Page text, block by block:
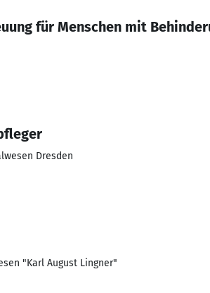
für Menschen mit
Dresden
"Karl August Lingner"